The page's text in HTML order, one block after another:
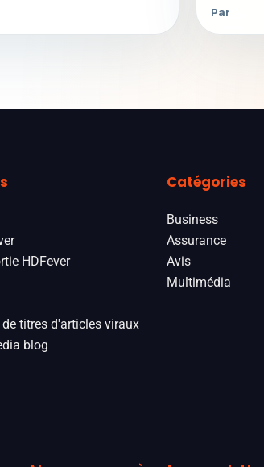
Par
HDFever
de titres d'articles viraux
blog
Catégories
Business
Assurance
Avis
Multimédia